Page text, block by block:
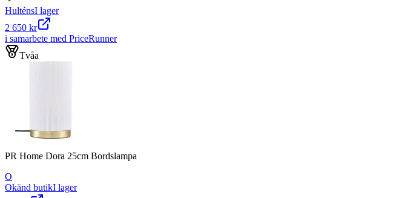
HulténsI lager
2 650 kr
i samarbete med PriceRunner
Tvåa
PR Home Dora 25cm Bordslampa
O
Okänd butikI lager